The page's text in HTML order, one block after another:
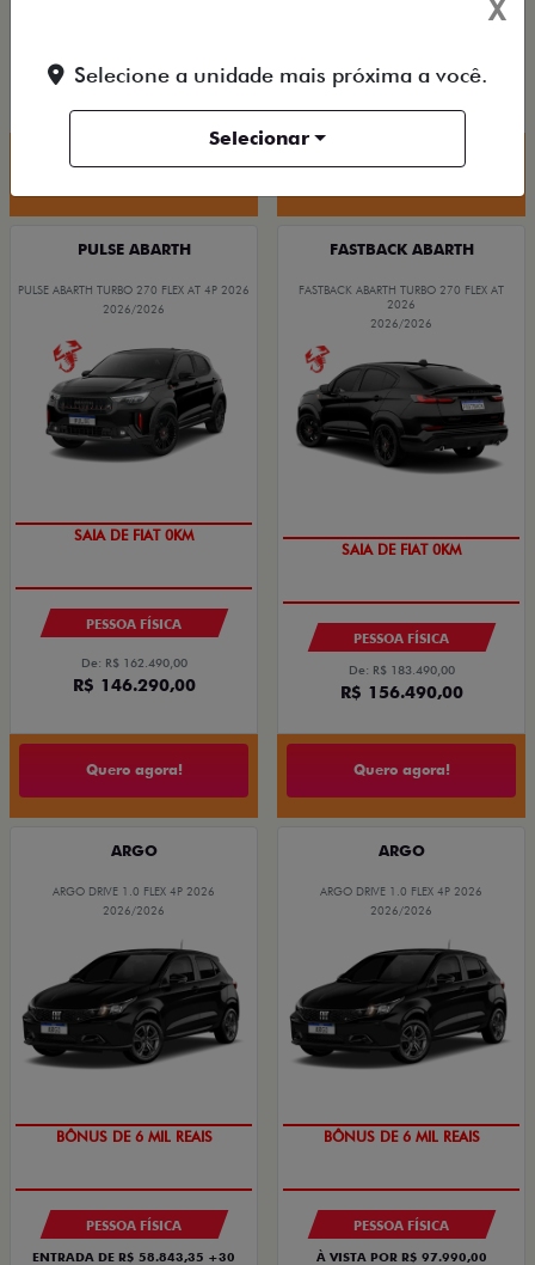
PARCELAS DE R$ 2.820,83
FASTBACK LIMITED EDITION TURBO 270
Quero agora!
R$ 72.790,00
Quero agora!
PULSE ABARTH
PULSE ABARTH TURBO 270 FLEX AT 4P 2026
2026/2026
SAIA DE FIAT 0KM
PESSOA FÍSICA
De: R$ 162.490,00
R$ 146.290,00
Quero agora!
FASTBACK ABARTH
FASTBACK ABARTH TURBO 270 FLEX AT
2026
2026/2026
SAIA DE FIAT 0KM
PESSOA FÍSICA
De: R$ 183.490,00
R$ 156.490,00
Quero agora!
ARGO
ARGO DRIVE 1.0 FLEX 4P 2026
2026/2026
BÔNUS DE 6 MIL REAIS
PESSOA FÍSICA
ENTRADA DE R$ 58.843,35 +30
ARGO
ARGO DRIVE 1.0 FLEX 4P 2026
2026/2026
BÔNUS DE 6 MIL REAIS
PESSOA FÍSICA
À VISTA POR R$ 97.990,00
X
Selecione a unidade mais próxima a você.
Selecionar